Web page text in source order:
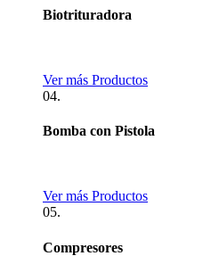
Biotrituradora
Ver más Productos
04.
Bomba con Pistola
Ver más Productos
05.
Compresores